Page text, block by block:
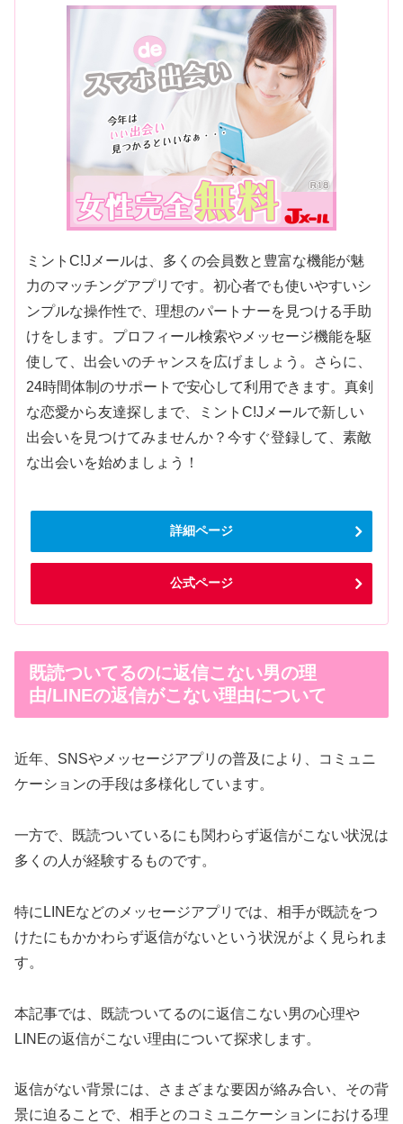
ミントC!Jメールは、多くの会員数と豊富な機能が魅
力のマッチングアプリです。初心者でも使いやすいシ
ンプルな操作性で、理想のパートナーを見つける手助
けをします。プロフィール検索やメッセージ機能を駆
使して、出会いのチャンスを広げましょう。さらに、
24時間体制のサポートで安心して利用できます。真剣
な恋愛から友達探しまで、ミントC!Jメールで新しい
出会いを見つけてみませんか？今すぐ登録して、素敵
な出会いを始めましょう！
詳細ページ
公式ページ
既読ついてるのに返信こない男の理
由/LINEの返信がこない理由について
近年、SNSやメッセージアプリの普及により、コミュニ
ケーションの手段は多様化しています。
一方で、既読ついているにも関わらず返信がこない状況は
多くの人が経験するものです。
特にLINEなどのメッセージアプリでは、相手が既読をつ
けたにもかかわらず返信がないという状況がよく見られま
す。
本記事では、既読ついてるのに返信こない男の心理や
LINEの返信がこない理由について探求します。
返信がない背景には、さまざまな要因が絡み合い、その背
景に迫ることで、相手とのコミュニケーションにおける理